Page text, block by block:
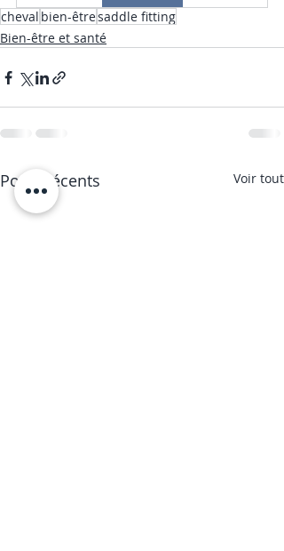
cheval bien-êtresaddle fitting
Bien-être et santé
Posts récents Voir tout